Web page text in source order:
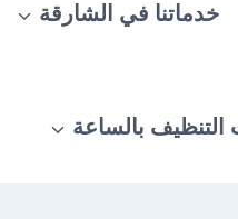
خدماتنا في الشارقة
بالساعة